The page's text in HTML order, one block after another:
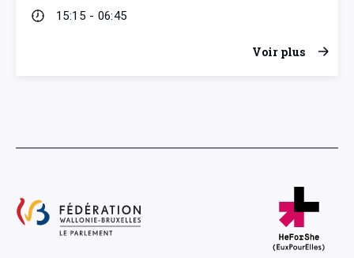
15:15 - 06:45
Voir plus